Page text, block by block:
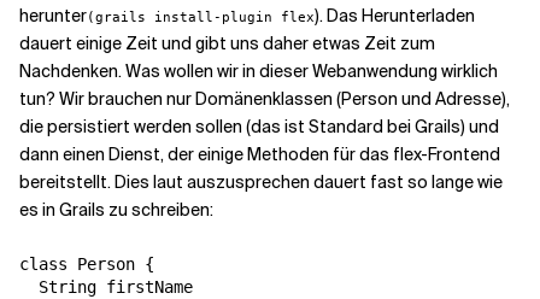
herunter(grails install-plugin flex). Das Herunterladen
dauert einige Zeit und gibt uns daher etwas Zeit zum
Nachdenken. Was wollen wir in dieser Webanwendung wirklich
tun? Wir brauchen nur Domänenklassen (Person und Adresse),
die persistiert werden sollen (das ist Standard bei Grails) und
dann einen Dienst, der einige Methoden für das flex-Frontend
bereitstellt. Dies laut auszusprechen dauert fast so lange wie
es in Grails zu schreiben:
class Person {
  String firstName